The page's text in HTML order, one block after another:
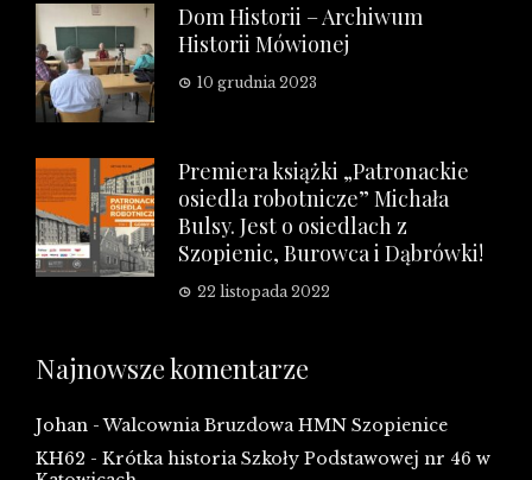
Dom Historii – Archiwum
Historii Mówionej
10 grudnia 2023
Premiera książki „Patronackie
osiedla robotnicze” Michała
Bulsy. Jest o osiedlach z
Szopienic, Burowca i Dąbrówki!
22 listopada 2022
Najnowsze komentarze
Johan -Walcownia Bruzdowa HMN Szopienice
KH62 - Krótka historia Szkoły Podstawowej nr 46 w